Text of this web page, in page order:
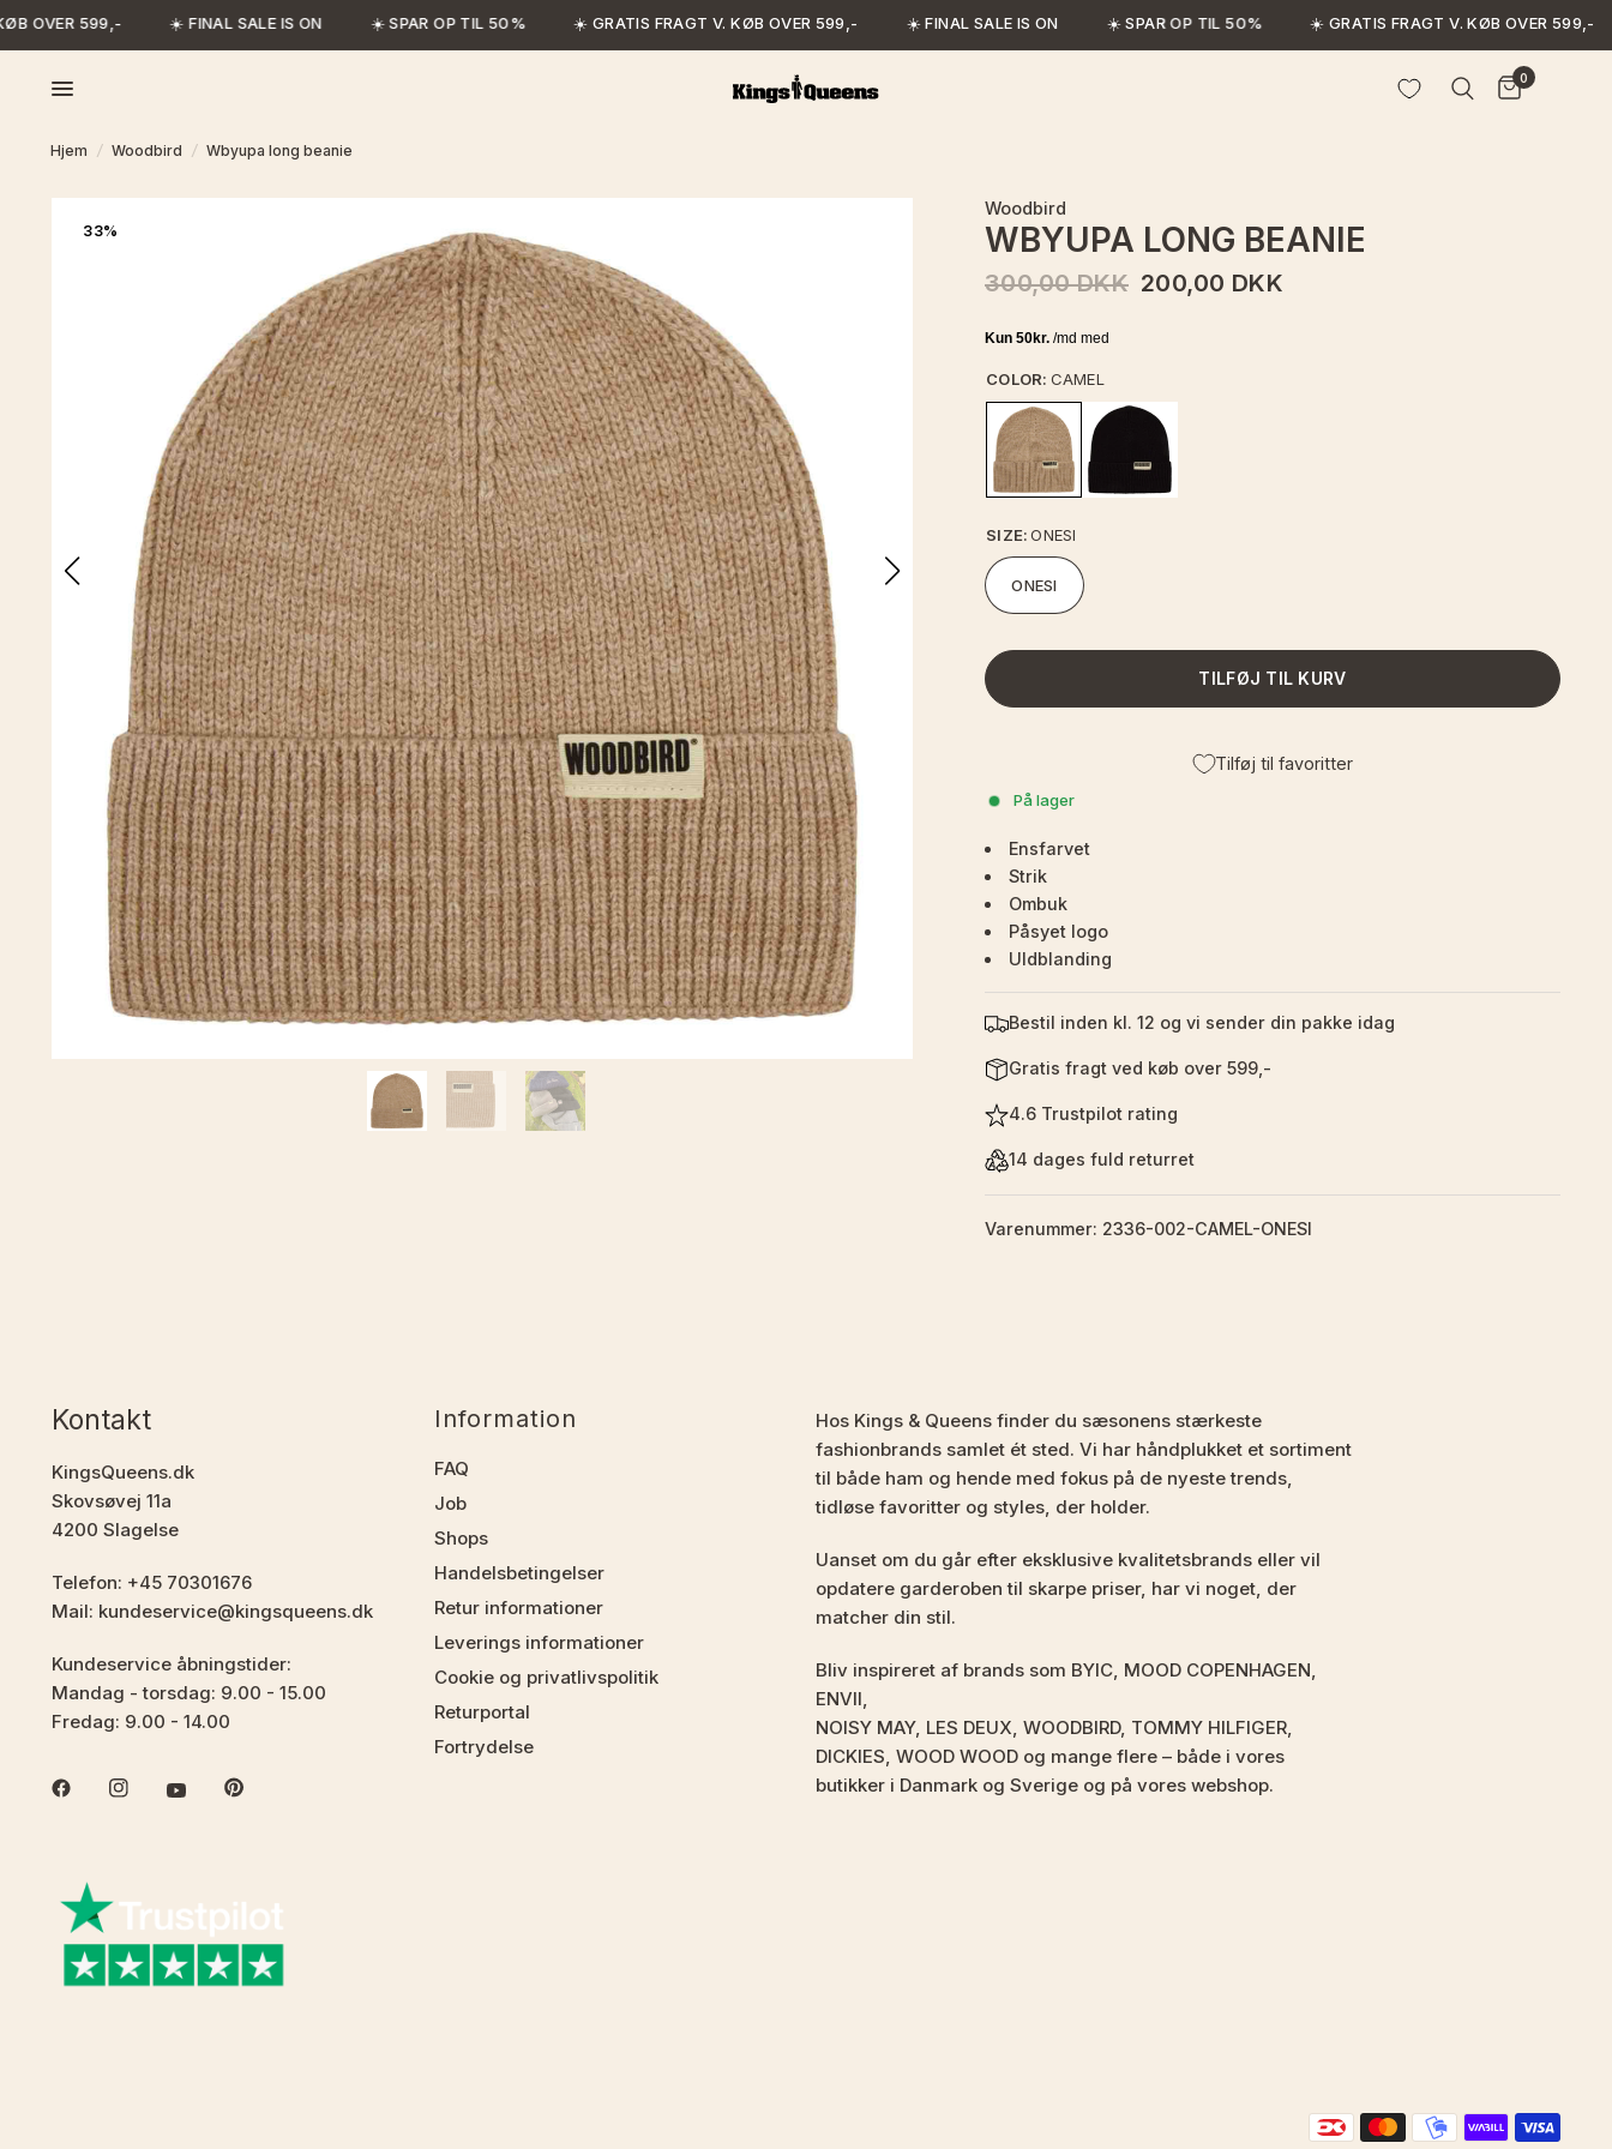
OVER 599,- ☀️ FINAL SALE IS ON ☀️ SPAR OP TIL 50% ☀️ GRATIS FRAGT V. KØB OVER 599,- ☀️ FINAL SALE IS ON ☀️ SPAR OP TIL 50% ☀️ GRATIS FRAGT V. KØB OVER 599,-
0
Hjem / Woodbird / Wbyupa long beanie
33%
Woodbird
WBYUPA LONG BEANIE
300,00 DKK 200,00 DKK
COLOR: CAMEL
SIZE: ONESI
ONESI
TILFØJ TIL KURV
Tilføj til favoritter
På lager
Ensfarvet
Strik
Ombuk
Påsyet logo
Uldblanding
Bestil inden kl. 12 og vi sender din pakke idag
Gratis fragt ved køb over 599,-
4.6 Trustpilot rating
14 dages fuld returret
Varenummer: 2336-002-CAMEL-ONESI
Kontakt
KingsQueens.dk
Skovsøvej 11a
4200 Slagelse
Telefon: +45 70301676
Mail: kundeservice@kingsqueens.dk
Kundeservice åbningstider:
Mandag - torsdag: 9.00 - 15.00
Fredag: 9.00 - 14.00
Information
FAQ
Job
Shops
Handelsbetingelser
Retur informationer
Leverings informationer
Cookie og privatlivspolitik
Returportal
Fortrydelse
Hos Kings & Queens finder du sæsonens stærkeste
fashionbrands samlet ét sted. Vi har håndplukket et sortiment
til både ham og hende med fokus på de nyeste trends,
tidløse favoritter og styles, der holder.
Uanset om du går efter eksklusive kvalitetsbrands eller vil
opdatere garderoben til skarpe priser, har vi noget, der
matcher din stil.
Bliv inspireret af brands som BYIC, MOOD COPENHAGEN,
ENVII,
NOISY MAY, LES DEUX, WOODBIRD, TOMMY HILFIGER,
DICKIES, WOOD WOOD og mange flere – både i vores
butikker i Danmark og Sverige og på vores webshop.